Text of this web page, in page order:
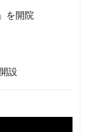
を開院
設